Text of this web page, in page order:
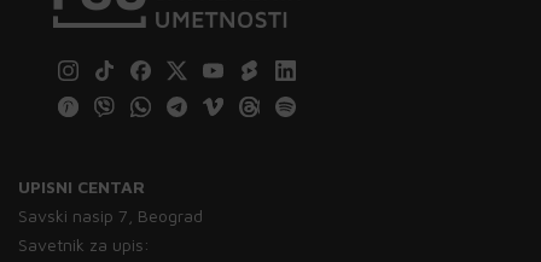
UPISNI CENTAR
Savski nasip 7, Beograd
Savetnik za upis: